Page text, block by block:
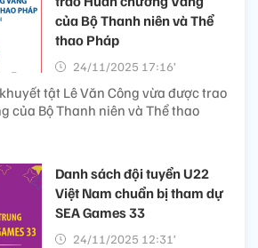
của Bộ Thanh niên và Thể
thao Pháp
24/11/2025 17:16’
tật Lê Văn Công vừa được trao
của Bộ Thanh niên và Thể thao
Danh sách đội tuyển U22
Việt Nam chuẩn bị tham dự
SEA Games 33
24/11/2025 12:31’